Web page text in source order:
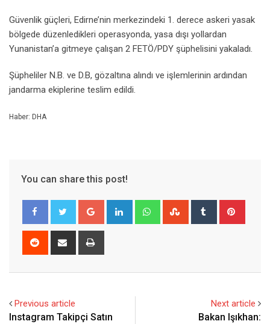
Güvenlik güçleri, Edirne’nin merkezindeki 1. derece askeri yasak
bölgede düzenledikleri operasyonda, yasa dışı yollardan
Yunanistan’a gitmeye çalışan 2 FETÖ/PDY şüphelisini yakaladı.
Şüpheliler N.B. ve D.B, gözaltına alındı ve işlemlerinin ardından
jandarma ekiplerine teslim edildi.
Haber: DHA
You can share this post!
Google+ LinkedIn WhatsappStumbleUpon
Tumblr
Reddit
Share
Previous article
Instagram Takipçi Satın
Next article
Bakan Işıkhan: